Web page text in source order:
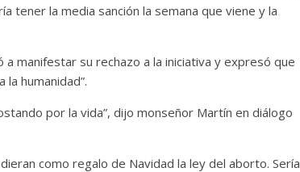
tener la media sanción la semana que viene y la
manifestar su rechazo a la iniciativa y expresó que
humanidad”.
por la vida”, dijo monseñor Martín en diálogo
como regalo de Navidad la ley del aborto. Sería